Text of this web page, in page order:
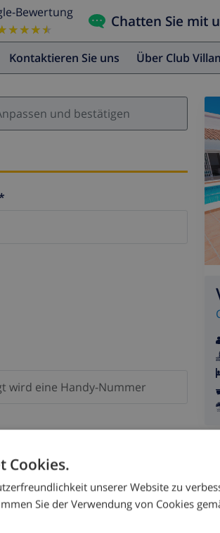
Bewertung
Chatten Sie mit
Kontaktieren Sie uns Über Club
und bestätigen
Zeit an Dritte weitergegeben.
Cookies.
unserer Website zu
Sie der Verwendung von Cookies